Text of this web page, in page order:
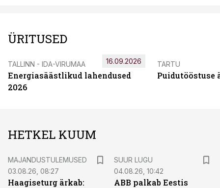
ÜRITUSED
TALLINN - IDA-VIRUMAA
Energiasäästlikud lahendused
2026
16.09.2026 TARTU
Puidutööstuse
HETKEL KUUM
MAJANDUSTULEMUSED
03.08.26, 08:27
Haagiseturg ärkab:
SUUR LUGU
04.08.26, 10:42
ABB palkab Eestis